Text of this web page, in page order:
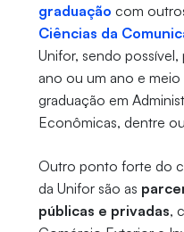
graduação com
Ciências da
Unifor, sendo
ano ou um ano e
graduação em
Econômicas, dentre
Outro ponto forte do
da Unifor são as
públicas e privadas,